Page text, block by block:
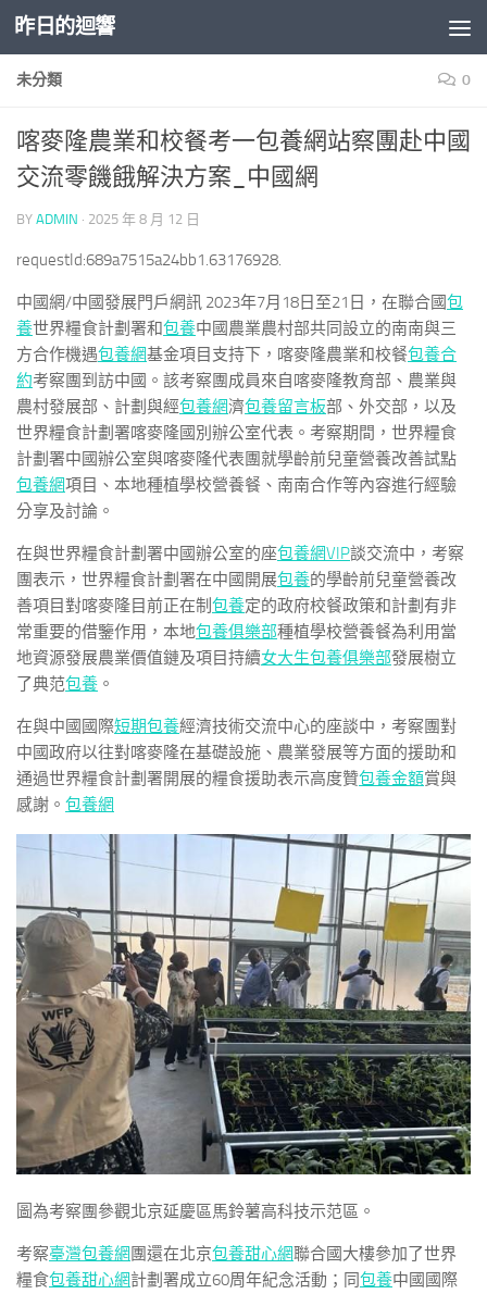
Skip to content
昨日的迴響
未分類 0
喀麥隆農業和校餐考一包養網站察團赴中國
交流零饑餓解決方案_中國網
BY ADMIN · 2025 年 8 月 12 日
requestId:689a7515a24bb1.63176928.
中國網/中國發展門戶網訊 2023年7月18日至21日，在聯合國包
養世界糧食計劃署和包養中國農業農村部共同設立的南南與三
方合作機遇包養網基金項目支持下，喀麥隆農業和校餐包養合
約考察團到訪中國。該考察團成員來自喀麥隆教育部、農業與
農村發展部、計劃與經包養網濟包養留言板部、外交部，以及
世界糧食計劃署喀麥隆國別辦公室代表。考察期間，世界糧食
計劃署中國辦公室與喀麥隆代表團就學齡前兒童營養改善試點
包養網項目、本地種植學校營養餐、南南合作等內容進行經驗
分享及討論。
在與世界糧食計劃署中國辦公室的座包養網VIP談交流中，考察
團表示，世界糧食計劃署在中國開展包養的學齡前兒童營養改
善項目對喀麥隆目前正在制包養定的政府校餐政策和計劃有非
常重要的借鑒作用，本地包養俱樂部種植學校營養餐為利用當
地資源發展農業價值鏈及項目持續女大生包養俱樂部發展樹立
了典范包養 。
在與中國國際短期包養經濟技術交流中心的座談中，考察團對
中國政府以往對喀麥隆在基礎設施、農業發展等方面的援助和
通過世界糧食計劃署開展的糧食援助表示高度贊包養金額賞與
感謝。 包養網
圖為考察團參觀北京延慶區馬鈴薯高科技示范區。
考察臺灣包養網 團還在北京包養甜心網聯合國大樓參加了世界
糧食包養甜心網計劃署成立60周年紀念活動；同包養中國國際